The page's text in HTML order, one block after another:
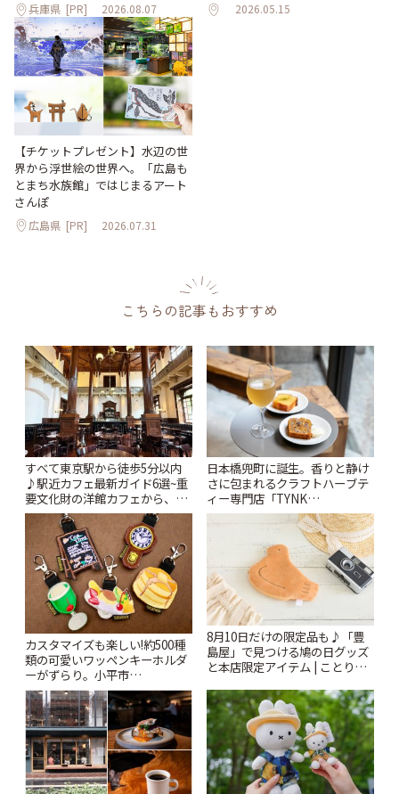
兵庫県 [PR] 2026.08.07 2026.05.15
【チケットプレゼント】水辺の世
界から浮世絵の世界へ。「広島も
とまち水族館」ではじまるアート
さんぽ
広島県 [PR] 2026.07.31
こちらの記事もおすすめ
すべて東京駅から徒歩5分以内
♪駅近カフェ最新ガイド6選~重
要文化財の洋館カフェから、改
札すぐのレトロ喫茶まで~ | こと
りっぷ
日本橋兜町に誕生。香りと静け
さに包まれるクラフトハーブテ
ィー専門店「TYNK
Kabutocho」 | ことりっぷ
カスタマイズも楽しい!約500種
類の可愛いワッペンキーホルダ
ーがずらり。小平市
「Kimamaya T&K」 | ことりっ
ぷ
8月10日だけの限定品も♪「豊
島屋」で見つける鳩の日グッズ
と本店限定アイテム | ことりっ